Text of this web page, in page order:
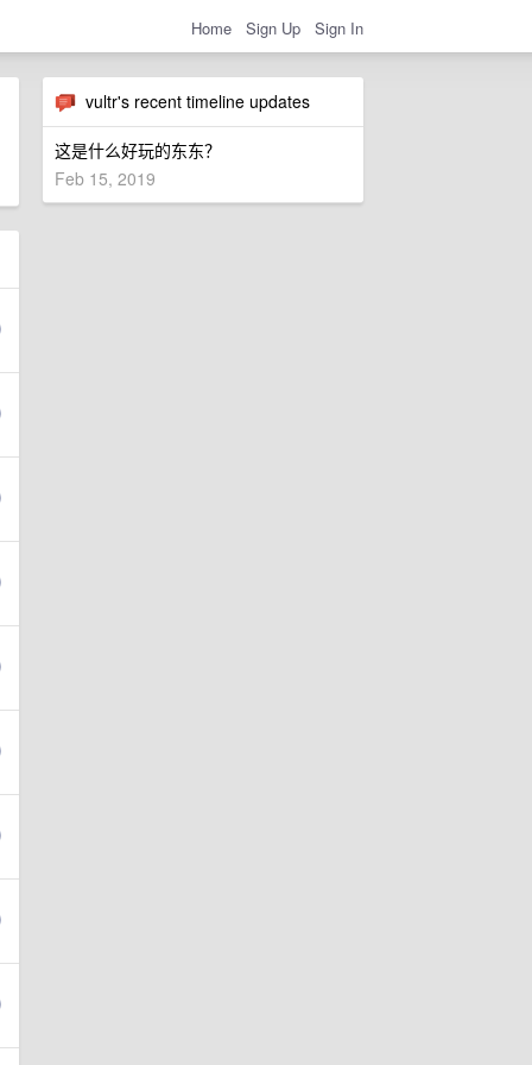
Home Sign Up Sign In
vultr's recent timeline updates
这是什么好玩的东东？
Feb 15, 2019